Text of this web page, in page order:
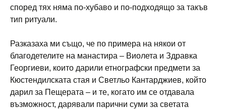
според тях няма по-хубаво и по-подходящо за такъв
тип ритуали.
Разказаха ми също, че по примера на някои от
благодетелите на манастира – Виолета и Здравка
Георгиеви, които дарили етнографски предмети за
Кюстендилската стая и Светльо Кантарджиев, който
дарил за Пещерата – и те, когато им се отдавала
възможност, дарявали парични суми за светата